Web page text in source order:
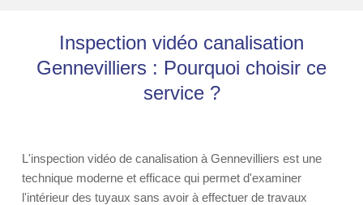
Inspection vidéo canalisation
Gennevilliers : Pourquoi choisir ce
service ?
L'inspection vidéo de canalisation à Gennevilliers est une
technique moderne et efficace qui permet d'examiner
l'intérieur des tuyaux sans avoir à effectuer de travaux